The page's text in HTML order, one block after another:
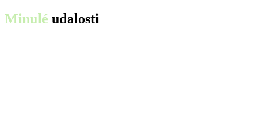
Minulé udalosti